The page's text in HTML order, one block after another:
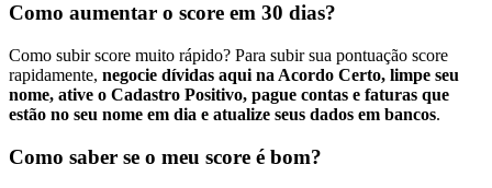
Como aumentar o score em 30 dias?
Como subir score muito rápido? Para subir sua pontuação score
rapidamente, negocie dívidas aqui na Acordo Certo, limpe seu
nome, ative o Cadastro Positivo, pague contas e faturas que
estão no seu nome em dia e atualize seus dados em bancos.
Como saber se o meu score é bom?